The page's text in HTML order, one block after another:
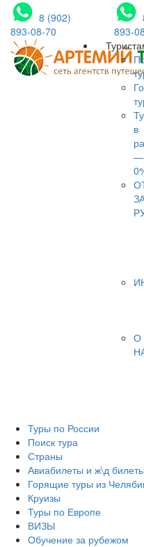
8 (902)
893-08-70
893-
в
—
О
Туры по России
Поиск тура
Страны
Авиабилеты и ж\д билеты
Горящие туры из
Круизы
Туры по Европе
ВИЗЫ
Обучение за рубежом